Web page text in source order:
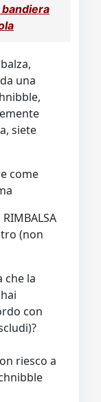
bandiera
una
siete
come
(non
che la
con
riesco a